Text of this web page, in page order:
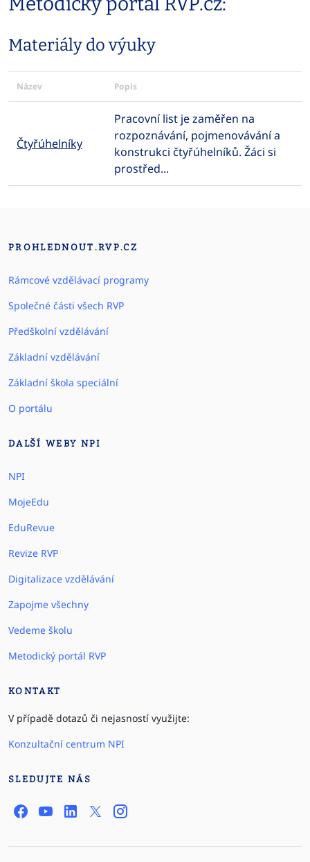
Materiály do výuky
Název Popis
Čtyřúhelníky
Pracovní list je zaměřen na
rozpoznávání, pojmenovávání a
konstrukci čtyřúhelníků. Žáci si
prostřed...
PROHLEDNOUT.RVP.CZ
Rámcové vzdělávací programy
Společné části všech RVP
Předškolní vzdělávání
Základní vzdělávání
Základní škola speciální
O portálu
DALŠÍ WEBY NPI
NPI
MojeEdu
EduRevue
Revize RVP
Digitalizace vzdělávání
Zapojme všechny
Vedeme školu
Metodický portál RVP
KONTAKT
V případě dotazů či nejasností využijte:
Konzultační centrum NPI
SLEDUJTE NÁS